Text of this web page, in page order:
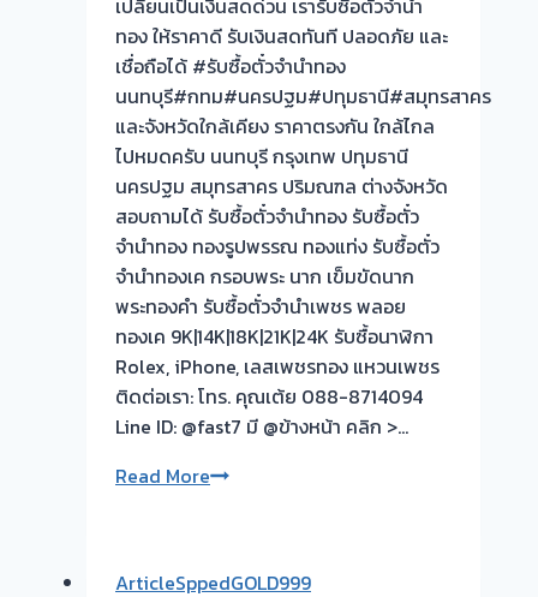
วัน
นี้
ให้
บริการ
ลูกค้า
บางกรวย
นนทบุรี
ครับ
ระยะ
ทาง
ไกล
ใกล้
เป็น
หน้าที่
ผม
เลือก
ตาม
เปลี่ยนเป็นเงินสดด่วน เรารับซื้อตั๋วจำนำ
ทอง ให้ราคาดี รับเงินสดทันที ปลอดภัย และ
เชื่อถือได้ #รับซื้อตั๋วจำนำทอง
นนทบุรี#กทม#นครปฐม#ปทุมธานี#สมุทรสาคร
และจังหวัดใกล้เคียง ราคาตรงกัน ใกล้ไกล
ไปหมดครับ นนทบุรี กรุงเทพ ปทุมธานี
นครปฐม สมุทรสาคร ปริมณฑล ต่างจังหวัด
สอบถามได้ รับซื้อตั๋วจำนำทอง รับซื้อตั๋ว
จำนำทอง ทองรูปพรรณ ทองแท่ง รับซื้อตั๋ว
จำนำทองเค กรอบพระ นาก เข็มขัดนาก
พระทองคำ รับซื้อตั๋วจำนำเพชร พลอย
ทองเค 9K|14K|18K|21K|24K รับซื้อนาฬิกา
Rolex, iPhone, เลสเพชรทอง แหวนเพชร
ติดต่อเรา: โทร. คุณเต้ย 088-8714094
Line ID: @fast7 มี @ข้างหน้า คลิก >…
Read Moreรับ
ArticleSppedGOLD999